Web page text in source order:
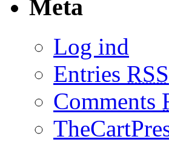
Meta
Log ind
Entries RSS
Comments